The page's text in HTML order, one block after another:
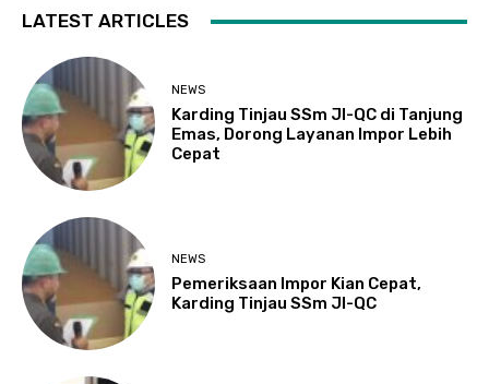
LATEST ARTICLES
NEWS
Karding Tinjau SSm JI-QC di Tanjung
Emas, Dorong Layanan Impor Lebih
Cepat
NEWS
Pemeriksaan Impor Kian Cepat,
Karding Tinjau SSm JI-QC